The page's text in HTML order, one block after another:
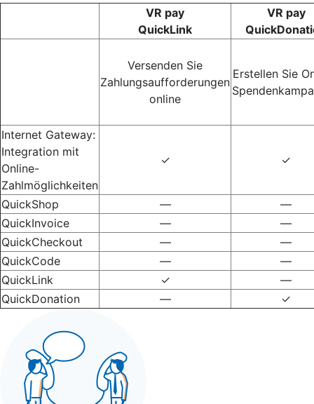
VR pay
QuickLink
VR pay
Versenden Sie
Zahlungsaufforderungen
online
Erstellen Sie
Internet Gateway:
Integration mit
Online-
Zahlmöglichkeiten
✓ ✓
QuickShop —
—
QuickInvoice
—
—
QuickCheckout
—
—
QuickCode
—
—
QuickLink
✓
—
QuickDonation
— ✓